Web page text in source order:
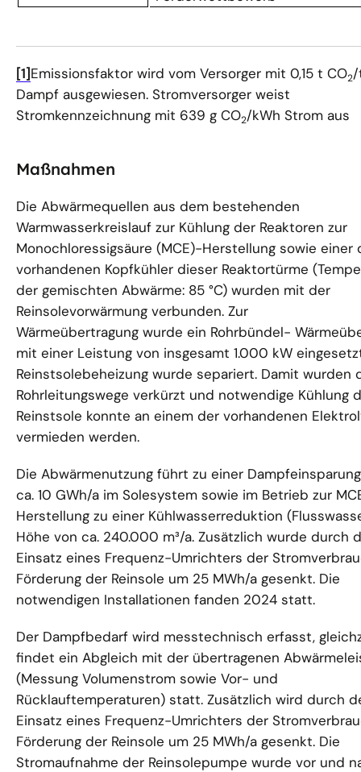
[1]Emissionsfaktor wird vom Versorger mit 0,15 t CO2
Dampf ausgewiesen. Stromversorger weist
Stromkennzeichnung mit 639 g CO2/kWh Strom aus
Maßnahmen
Die Abwärmequellen aus dem bestehenden
Warmwasserkreislauf zur Kühlung der Reaktoren zur
Monochloressigsäure (MCE)-Herstellung sowie einer
vorhandenen Kopfkühler dieser Reaktortürme
der gemischten Abwärme: 85 °C) wurden mit der
Reinsolevorwärmung verbunden. Zur
Wärmeübertragung wurde ein Rohrbündel-
mit einer Leistung von insgesamt 1.000 kW
Reinstsolebeheizung wurde separiert. Damit wurden
Rohrleitungswege verkürzt und notwendige Kühlung
Reinstsole konnte an einem der vorhandenen
vermieden werden.
Die Abwärmenutzung führt zu einer
ca. 10 GWh/a im Solesystem sowie im Betrieb zur
Herstellung zu einer Kühlwasserreduktion
Höhe von ca. 240.000 m³/a. Zusätzlich wurde durch
Einsatz eines Frequenz-Umrichters der
Förderung der Reinsole um 25 MWh/a gesenkt. Die
notwendigen Installationen fanden 2024 statt.
Der Dampfbedarf wird messtechnisch erfasst,
findet ein Abgleich mit der übertragenen
(Messung Volumenstrom sowie Vor- und
Rücklauftemperaturen) statt. Zusätzlich wird durch
Einsatz eines Frequenz-Umrichters der
Förderung der Reinsole um 25 MWh/a gesenkt. Die
Stromaufnahme der Reinsolepumpe wurde vor und